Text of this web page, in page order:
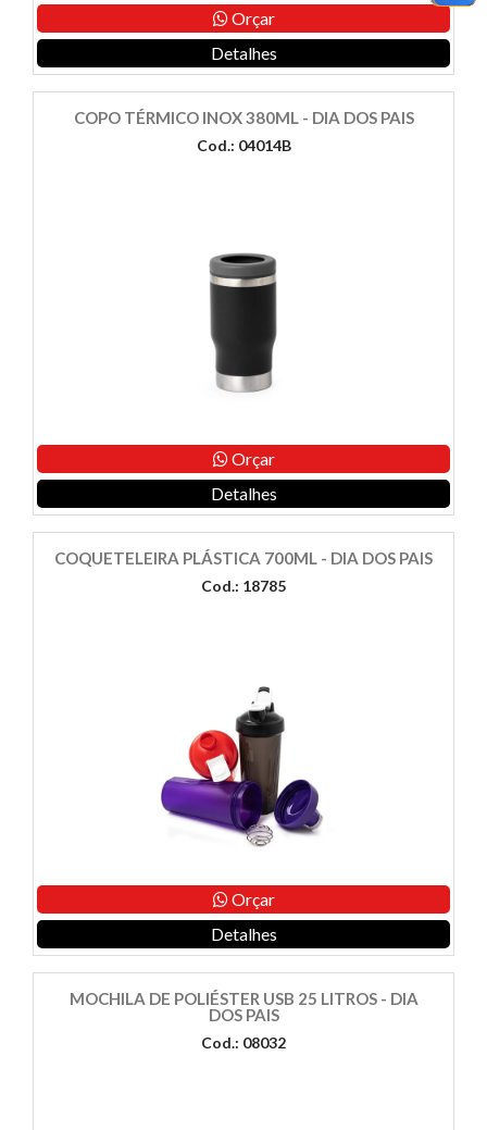
Orçar
Detalhes
COPO TÉRMICO INOX 380ML - DIA DOS PAIS
Cod.: 04014B
Orçar
Detalhes
COQUETELEIRA PLÁSTICA 700ML - DIA DOS PAIS
Cod.: 18785
Orçar
Detalhes
MOCHILA DE POLIÉSTER USB 25 LITROS - DIA
DOS PAIS
Cod.: 08032